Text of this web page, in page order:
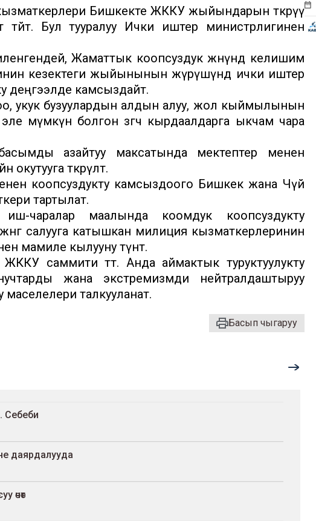
Бишкекте ЖККУ жыйындарын өткөрүү
өтөйт. Бул тууралуу Ички иштер министрлигинен
Жаматтык коопсуздук жөнүндө келишим
кезектеги жыйынынын жүрүшүндө ички иштер
деңгээлде камсыздайт.
укук бузуулардын алдын алуу, жол кыймылынын
мүмкүн болгон өзгөчө кырдаалдарга ыкчам чара
азайтуу максатында мектептер менен
өткөрүлөт.
коопсуздукту камсыздоого Бишкек жана Чүй
тартылат.
чаралар маалында коомдук коопсуздукту
салууга катышкан милиция кызматкерлеринин
мамиле кылууну өтүнөт.
саммити өтөт. Анда аймактык туруктуулукту
жана экстремизмди нейтралдаштыруу
талкууланат.
Басып чыгаруу
Себеби
даярдалууда
өчөт